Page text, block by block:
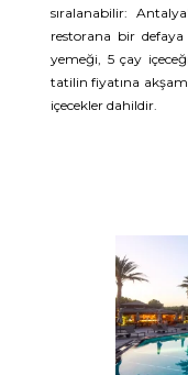
sıralanabilir:
restorana bir
yemeği, 5 çay
tatilin fiyatına
içecekler dahildir.